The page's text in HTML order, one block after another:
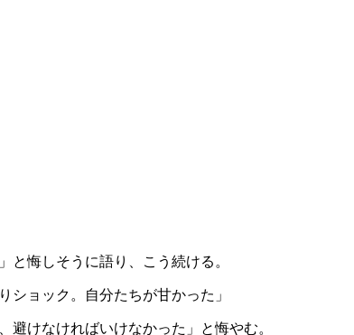
悔しそうに語り、こう続ける。
ショック。自分たちが甘かった」
けなければいけなかった」と悔やむ。